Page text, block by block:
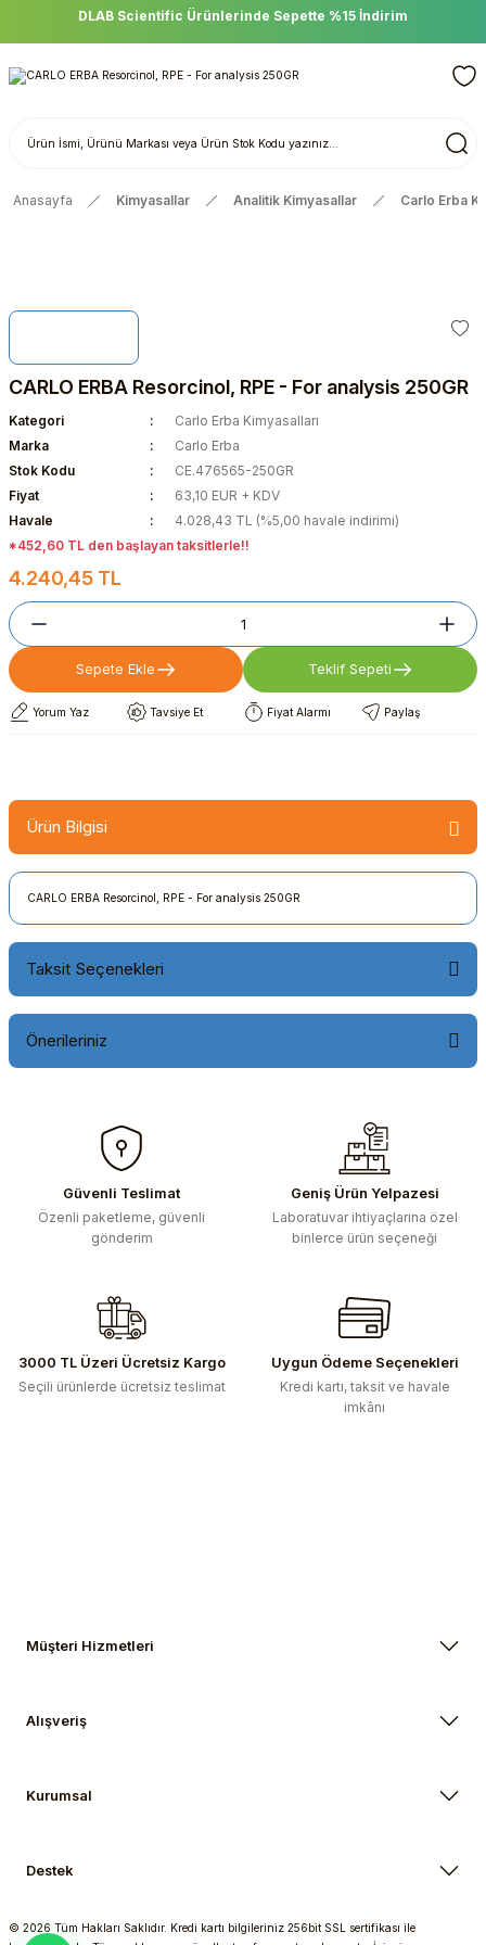
DLAB Scientific Ürünlerinde Sepette %15 İndirim
Anasayfa Kimyasallar Analitik Kimyasallar Carlo Erba
CARLO ERBA Resorcinol, RPE - For analysis 250GR
Kategori
Carlo Erba Kimyasalları
Marka
Carlo Erba
Stok Kodu
CE.476565-250GR
Fiyat
63,10 EUR + KDV
Havale
4.028,43 TL (%5,00 havale indirimi)
*452,60 TL den başlayan taksitlerle!!
4.240,45 TL
Sepete Ekle Teklif Sepeti
Yorum Yaz Tavsiye Et Fiyat Alarmı Paylaş
Ürün Bilgisi
CARLO ERBA Resorcinol, RPE - For analysis 250GR
Taksit Seçenekleri
Önerileriniz
konularda yetersiz gördüğünüz noktaları öneri formunu
kullanarak tarafımıza iletebilirsiniz.
Görüş ve önerileriniz için teşekkür ederiz.
Ürün resmi kalitesiz, bozuk veya görüntülenemiyor.
Ürün fiyatı diğer sitelerden daha pahalı.
Bu ürüne benzer farklı alternatifler olmalı.
Güvenli Teslimat
Özenli paketleme, güvenli
gönderim
Geniş Ürün Yelpazesi
Laboratuvar ihtiyaçlarına özel
binlerce ürün seçeneği
3000 TL Üzeri Ücretsiz Kargo
Seçili ürünlerde ücretsiz teslimat
Uygun Ödeme Seçenekleri
Kredi kartı, taksit ve havale
imkânı
Müşteri Hizmetleri
Alışveriş
Kurumsal
Destek
© 2026 Tüm Hakları Saklıdır. Kredi kartı bilgileriniz 256bit SSL sertifikası ile